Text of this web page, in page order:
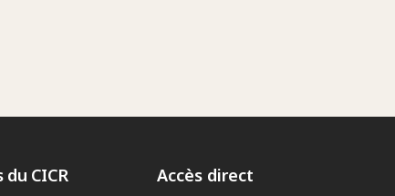
CICR Accès direct